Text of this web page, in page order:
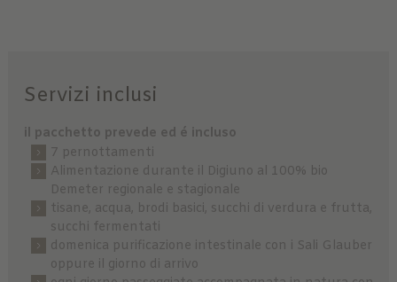
Servizi inclusi
il pacchetto prevede ed é incluso
7 pernottamenti
Alimentazione durante il Digiuno al 100% bio
Demeter regionale e stagionale
tisane, acqua, brodi basici, succhi di verdura e frutta,
succhi fermentati
domenica purificazione intestinale con i Sali Glauber
oppure il giorno di arrivo